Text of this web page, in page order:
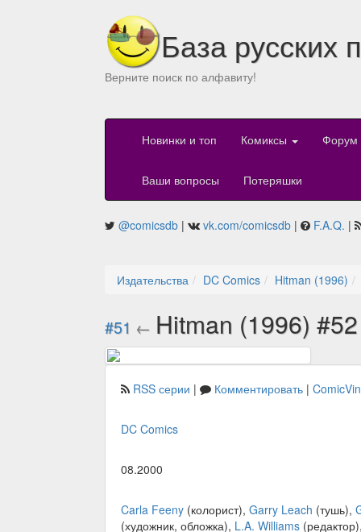
База русских
Верните поиск по алфавиту!
Новинки и топ Комиксы Форум
Ваши вопросы Потеряшки
@comicsdb | vk.com/comicsdb | F.A.Q. |
Издательства DC Comics Hitman (1996)
#51 ← Hitman (1996)
RSS серии | Комментировать |
DC Comics
08.2000
Carla Feeny (колорист), Garry Leach (тушь),
(художник, обложка), L.A. Williams